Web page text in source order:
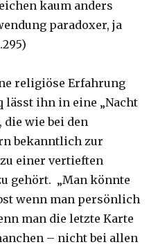
kaum anders
paradoxer, ja
religiöse Erfahrung
lässt ihn in eine „Nacht
die wie bei den
bekanntlich zur
einer vertieften
gehört. „Man könnte
wenn man persönlich
man die letzte Karte
– nicht bei allen